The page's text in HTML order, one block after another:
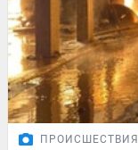
ПРОИСШЕСТВИЯ